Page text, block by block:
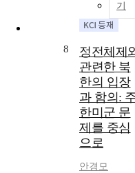
기
8
정전체제
관련한 북
한의 입장
과 함의:
한미군 문
제를 중심
으로
안경모